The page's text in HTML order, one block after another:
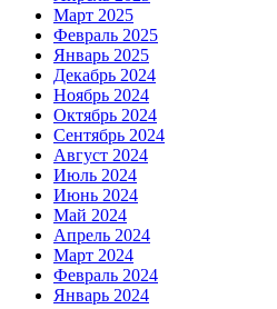
Март 2025
Февраль 2025
Январь 2025
Декабрь 2024
Ноябрь 2024
Октябрь 2024
Сентябрь 2024
Август 2024
Июль 2024
Июнь 2024
Май 2024
Апрель 2024
Март 2024
Февраль 2024
Январь 2024